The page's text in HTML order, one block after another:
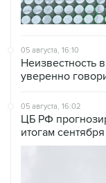
05 августа, 16:10
Неизвестность
уверенно
05 августа, 16:02
ЦБ РФ
итогам